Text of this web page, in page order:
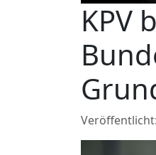
KPV